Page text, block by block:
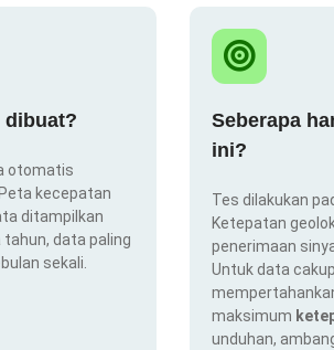
dibuat?
otomatis
kecepatan
ditampilkan
data paling
sekali.
Seberapa
ini?
Tes dilakukan
Ketepatan
penerimaan
Untuk data
maksimum
unduhan,